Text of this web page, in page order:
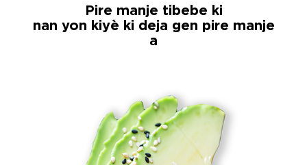
Pire manje tibebe ki
nan yon kiyè ki deja gen pire manje
a